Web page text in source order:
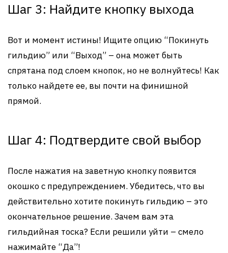
Шаг 3: Найдите кнопку выхода
Вот и момент истины! Ищите опцию “Покинуть
гильдию” или “Выход” – она может быть
спрятана под слоем кнопок, но не волнуйтесь! Как
только найдете ее, вы почти на финишной
прямой.
Шаг 4: Подтвердите свой выбор
После нажатия на заветную кнопку появится
окошко с предупреждением. Убедитесь, что вы
действительно хотите покинуть гильдию – это
окончательное решение. Зачем вам эта
гильдийная тоска? Если решили уйти – смело
нажимайте “Да”!